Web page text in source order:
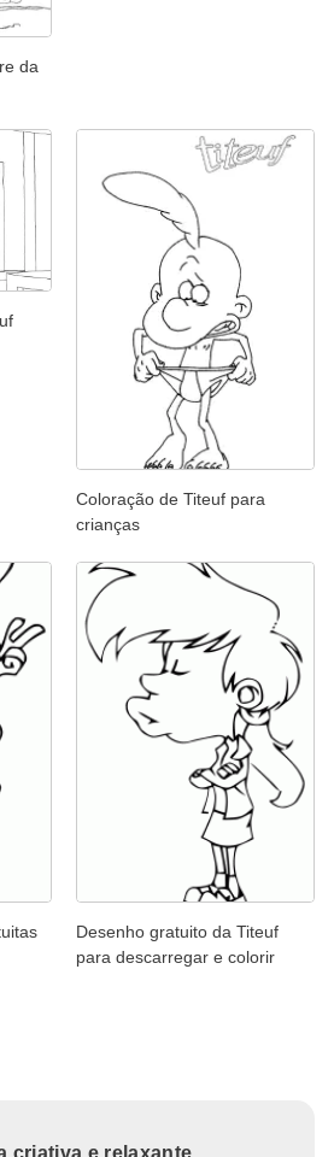
da
Coloração de Titeuf para
crianças
Desenho gratuito da Titeuf
para descarregar e colorir